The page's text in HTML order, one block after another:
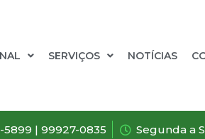
SERVIÇOS NOTÍCIAS
5899 | 99927-0835 Segunda a